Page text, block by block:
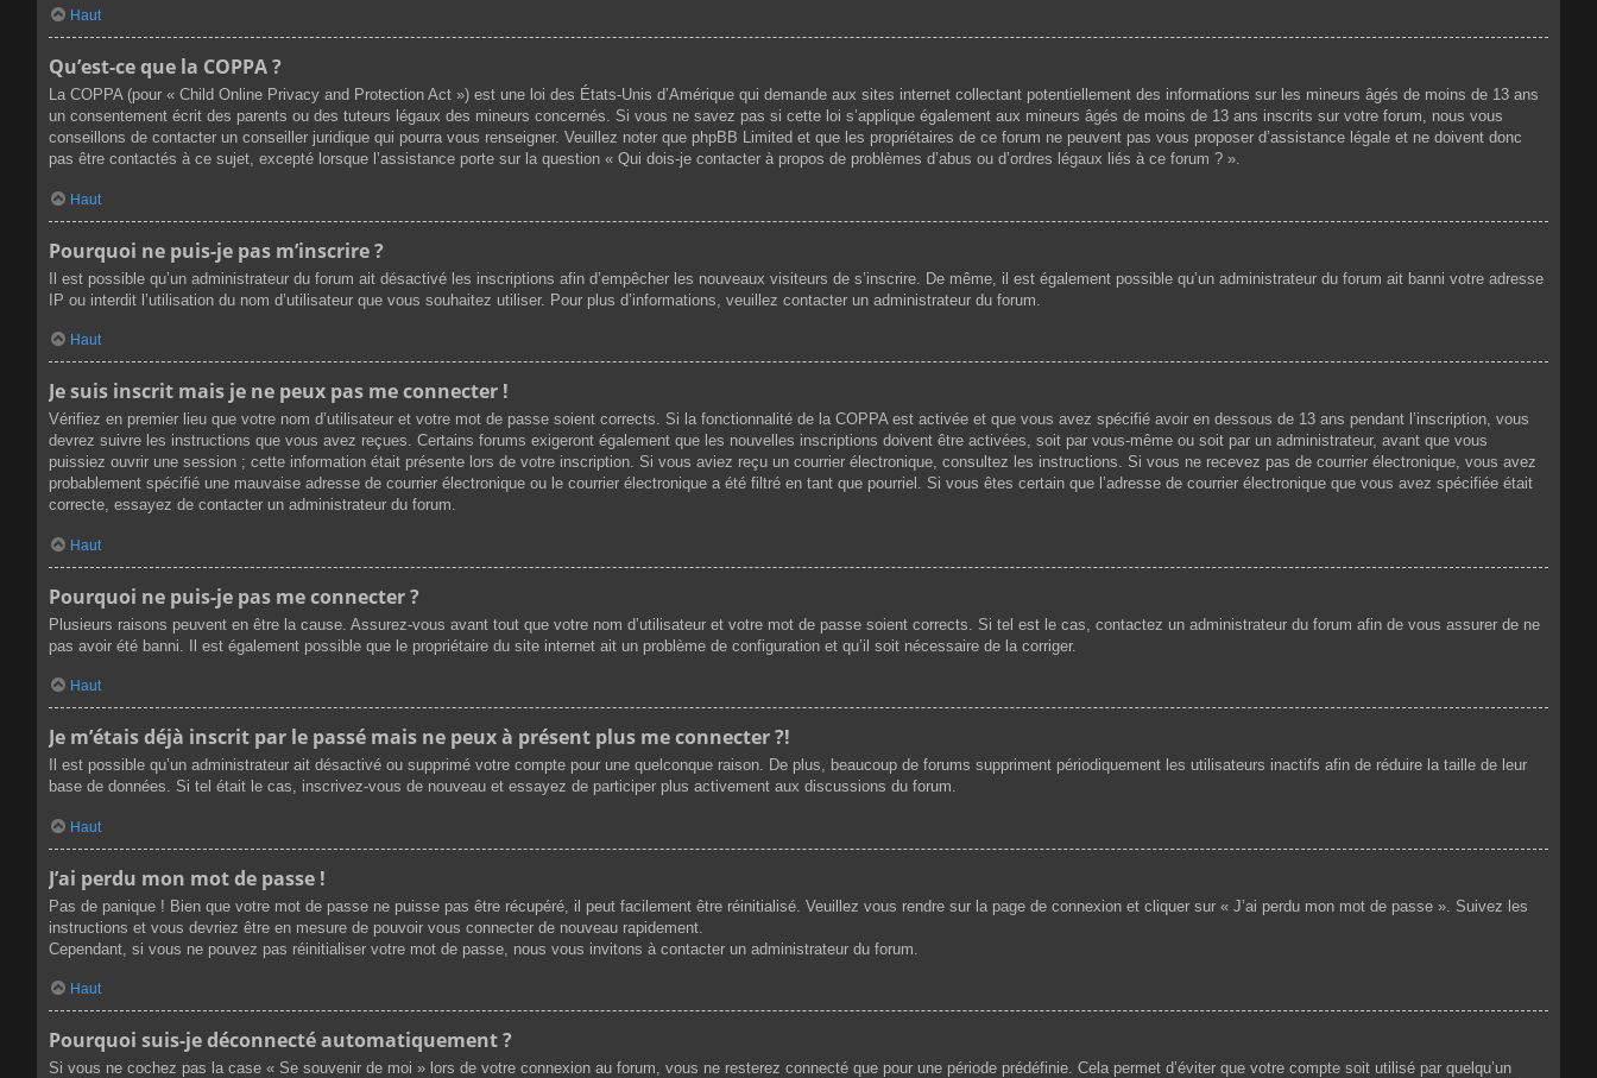
Haut
Qu’est-ce que la COPPA ?
La COPPA (pour « Child Online Privacy and Protection Act ») est une loi des États-Unis d’Amérique qui demande aux sites internet collectant potentiellement des informations sur les mineurs âgés de moins de 13 ans
un consentement écrit des parents ou des tuteurs légaux des mineurs concernés. Si vous ne savez pas si cette loi s’applique également aux mineurs âgés de moins de 13 ans inscrits sur votre forum, nous vous
conseillons de contacter un conseiller juridique qui pourra vous renseigner. Veuillez noter que phpBB Limited et que les propriétaires de ce forum ne peuvent pas vous proposer d’assistance légale et ne doivent donc
pas être contactés à ce sujet, excepté lorsque l’assistance porte sur la question « Qui dois-je contacter à propos de problèmes d’abus ou d’ordres légaux liés à ce forum ? ».
Haut
Pourquoi ne puis-je pas m’inscrire ?
Il est possible qu’un administrateur du forum ait désactivé les inscriptions afin d’empêcher les nouveaux visiteurs de s’inscrire. De même, il est également possible qu’un administrateur du forum ait banni votre adresse
IP ou interdit l’utilisation du nom d’utilisateur que vous souhaitez utiliser. Pour plus d’informations, veuillez contacter un administrateur du forum.
Haut
Je suis inscrit mais je ne peux pas me connecter !
Vérifiez en premier lieu que votre nom d’utilisateur et votre mot de passe soient corrects. Si la fonctionnalité de la COPPA est activée et que vous avez spécifié avoir en dessous de 13 ans pendant l’inscription, vous
devrez suivre les instructions que vous avez reçues. Certains forums exigeront également que les nouvelles inscriptions doivent être activées, soit par vous-même ou soit par un administrateur, avant que vous
puissiez ouvrir une session ; cette information était présente lors de votre inscription. Si vous aviez reçu un courrier électronique, consultez les instructions. Si vous ne recevez pas de courrier électronique, vous avez
probablement spécifié une mauvaise adresse de courrier électronique ou le courrier électronique a été filtré en tant que pourriel. Si vous êtes certain que l’adresse de courrier électronique que vous avez spécifiée était
correcte, essayez de contacter un administrateur du forum.
Haut
Pourquoi ne puis-je pas me connecter ?
Plusieurs raisons peuvent en être la cause. Assurez-vous avant tout que votre nom d’utilisateur et votre mot de passe soient corrects. Si tel est le cas, contactez un administrateur du forum afin de vous assurer de ne
pas avoir été banni. Il est également possible que le propriétaire du site internet ait un problème de configuration et qu’il soit nécessaire de la corriger.
Haut
Je m’étais déjà inscrit par le passé mais ne peux à présent plus me connecter ?!
Il est possible qu’un administrateur ait désactivé ou supprimé votre compte pour une quelconque raison. De plus, beaucoup de forums suppriment périodiquement les utilisateurs inactifs afin de réduire la taille de leur
base de données. Si tel était le cas, inscrivez-vous de nouveau et essayez de participer plus activement aux discussions du forum.
Haut
J’ai perdu mon mot de passe !
Pas de panique ! Bien que votre mot de passe ne puisse pas être récupéré, il peut facilement être réinitialisé. Veuillez vous rendre sur la page de connexion et cliquer sur « J’ai perdu mon mot de passe ». Suivez les
instructions et vous devriez être en mesure de pouvoir vous connecter de nouveau rapidement.
Cependant, si vous ne pouvez pas réinitialiser votre mot de passe, nous vous invitons à contacter un administrateur du forum.
Haut
Pourquoi suis-je déconnecté automatiquement ?
Si vous ne cochez pas la case « Se souvenir de moi » lors de votre connexion au forum, vous ne resterez connecté que pour une période prédéfinie. Cela permet d’éviter que votre compte soit utilisé par quelqu’un